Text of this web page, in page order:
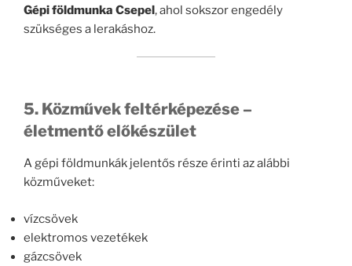
Gépi földmunka Csepel , ahol sokszor engedély
szükséges a lerakáshoz.
5. Közművek feltérképezése –
életmentő előkészület
A gépi földmunkák jelentős része érinti az alábbi
közműveket:
vízcsövek
elektromos vezetékek
gázcsövek